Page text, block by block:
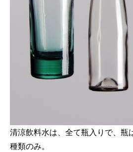
清涼飲料水は、全て瓶入りで、
種類のみ。